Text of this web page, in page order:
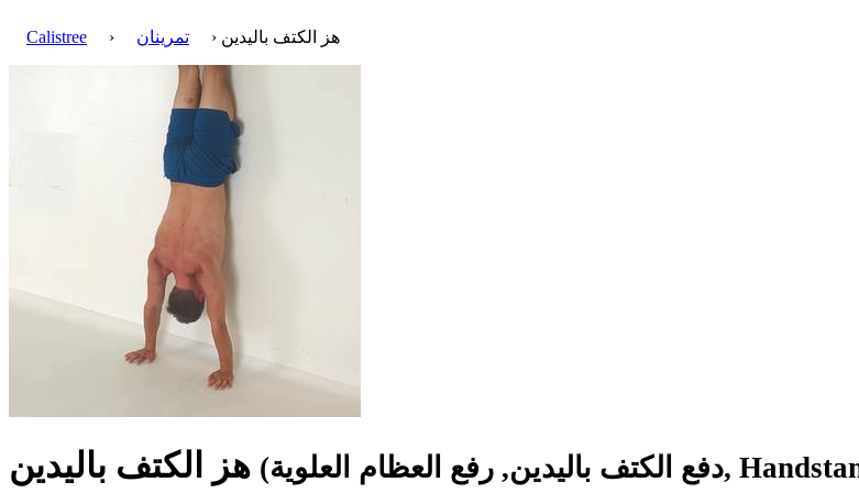
Calistree › تمرينان › هز الكتف باليدين
(دفع الكتف باليدين, رفع العظام العلوية, Handstand shoulder shrugs, Handstand shoulder